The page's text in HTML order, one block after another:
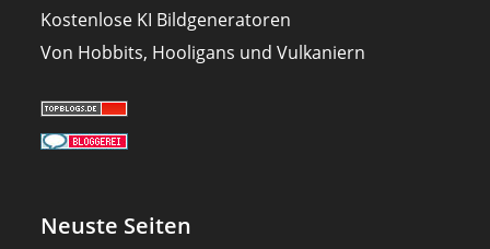
Kostenlose KI Bildgeneratoren
Von Hobbits, Hooligans und Vulkaniern
Neuste Seiten